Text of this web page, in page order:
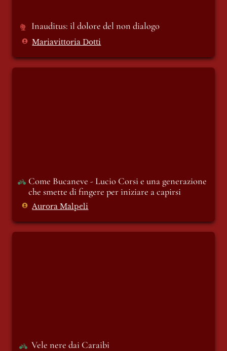
Inauditus: il dolore del non dialogo
Mariavittoria Dotti
Come Bucaneve - Lucio Corsi e una generazione
che smette di fingere per iniziare a capirsi
Aurora Malpeli
Vele nere dai Caraibi
Vele nere dai Caraibi